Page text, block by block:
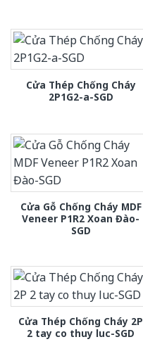
Cửa Thép Chống Cháy
2P1G2-a-SGD
Cửa Gỗ Chống Cháy MDF
Veneer P1R2 Xoan Đào-
SGD
Cửa Thép Chống Cháy 2P
2 tay co thuy luc-SGD